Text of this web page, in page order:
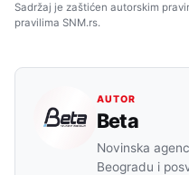
Sadržaj je zaštićen autorskim
pravilima SNM.rs.
AUTOR
Beta
Novinska
Beogradu i